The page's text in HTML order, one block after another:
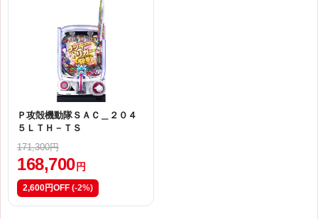
Ｐ攻殻機動隊ＳＡＣ＿２０４
５ＬＴＨ－ＴＳ
171,300円
168,700 円
2,600円OFF (-2%)